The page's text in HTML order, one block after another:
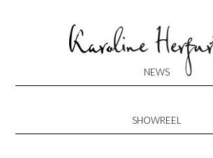
content
NEWS
SHOWREEL